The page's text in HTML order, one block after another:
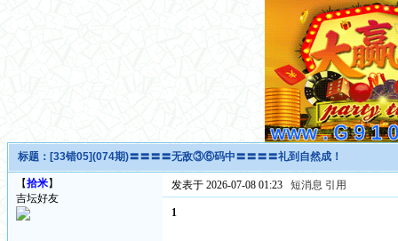
标题： [33错05](074期)〓〓〓〓无敌③⑥码中〓〓〓〓礼到自然成！
【拾米】
吉坛好友
发表于 2026-07-08 01:23 短消息 引用
1